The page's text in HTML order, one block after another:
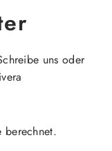
uns oder
berechnet.